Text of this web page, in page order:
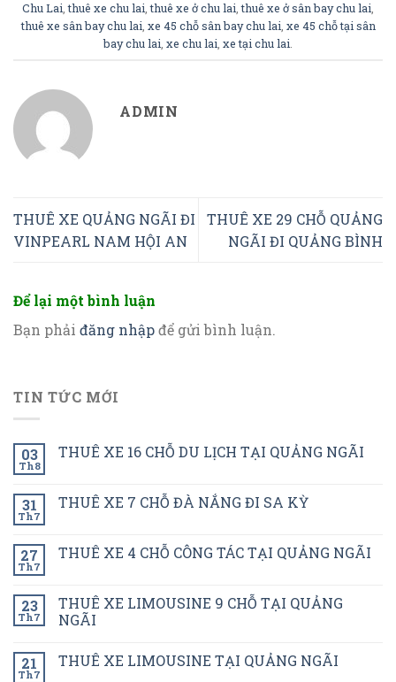
Chu Lai ,thuê xe chu lai ,thuê xe ở chu lai ,thuê xe ở sân bay chu lai
thuê xe sân bay chu lai xe 45 chỗ sân bay chu lai xe 45 chỗ tại sân
bay chu lai xe chu lai xe tại chu lai
ADMIN
THUÊ XE QUẢNG NGÃI ĐI
VINPEARL NAM HỘI AN
THUÊ XE 29 CHỖ QUẢNG
NGÃI ĐI QUẢNG BÌNH
Để lại một bình luận
Bạn phải đăng nhậpđể gửi bình luận.
TIN TỨC MỚI
03
Th8
THUÊ XE 16 CHỖ DU LỊCH TẠI QUẢNG NGÃI
31
Th7
THUÊ XE 7 CHỖ ĐÀ NẮNG ĐI SA KỲ
27
Th7
THUÊ XE 4 CHỖ CÔNG TÁC TẠI QUẢNG NGÃI
23
Th7
THUÊ XE LIMOUSINE 9 CHỖ TẠI QUẢNG
NGÃI
21
Th7
THUÊ XE LIMOUSINE TẠI QUẢNG NGÃI